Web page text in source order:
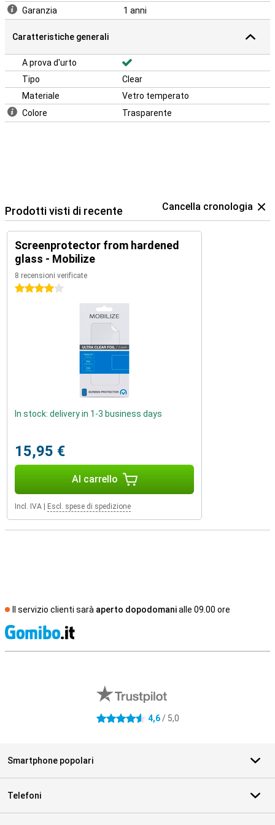
Garanzia 1 anni
Caratteristiche generali
A prova d'urto
Tipo
Clear
Materiale
Vetro temperato
Colore
Trasparente
Prodotti visti di recente Cancella cronologia
Screenprotector from hardened
glass - Mobilize
8 recensioni verificate
4 stelle
In stock: delivery in 1-3 business days
15,95 €
Al carrello
Incl. IVA Escl. spese di spedizione
Il servizio clienti sarà aperto dopodomanialle 09.00 ore
4.6 stelle 4,6/ 5,0
Smartphone popolari
Telefoni